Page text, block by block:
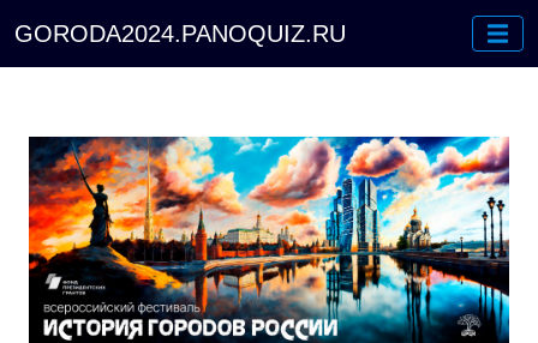
GORODA2024.PANOQUIZ.RU